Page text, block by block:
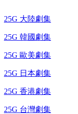
25G 大陸劇集
25G 韓國劇集
25G 歐美劇集
25G 日本劇集
25G 香港劇集
25G 台灣劇集